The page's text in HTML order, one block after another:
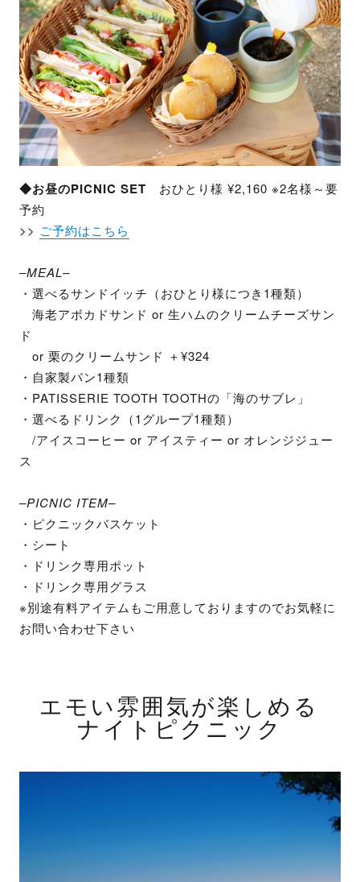
◆お昼のPICNIC SET おひとり様 ¥2,160 ※2名様～要
予約
>> ご予約はこちら
–MEAL–
・選べるサンドイッチ（おひとり様につき1種類）
海老アボカドサンド or 生ハムのクリームチーズサン
ド
or 栗のクリームサンド ＋¥324
・自家製パン1種類
・PATISSERIE TOOTH TOOTHの「海のサブレ」
・選べるドリンク（1グループ1種類）
/アイスコーヒー or アイスティー or オレンジジュー
ス
–PICNIC ITEM–
・ピクニックバスケット
・シート
・ドリンク専用ポット
・ドリンク専用グラス
※別途有料アイテムもご用意しておりますのでお気軽に
お問い合わせ下さい
エモい雰囲気が楽しめる
ナイトピクニック